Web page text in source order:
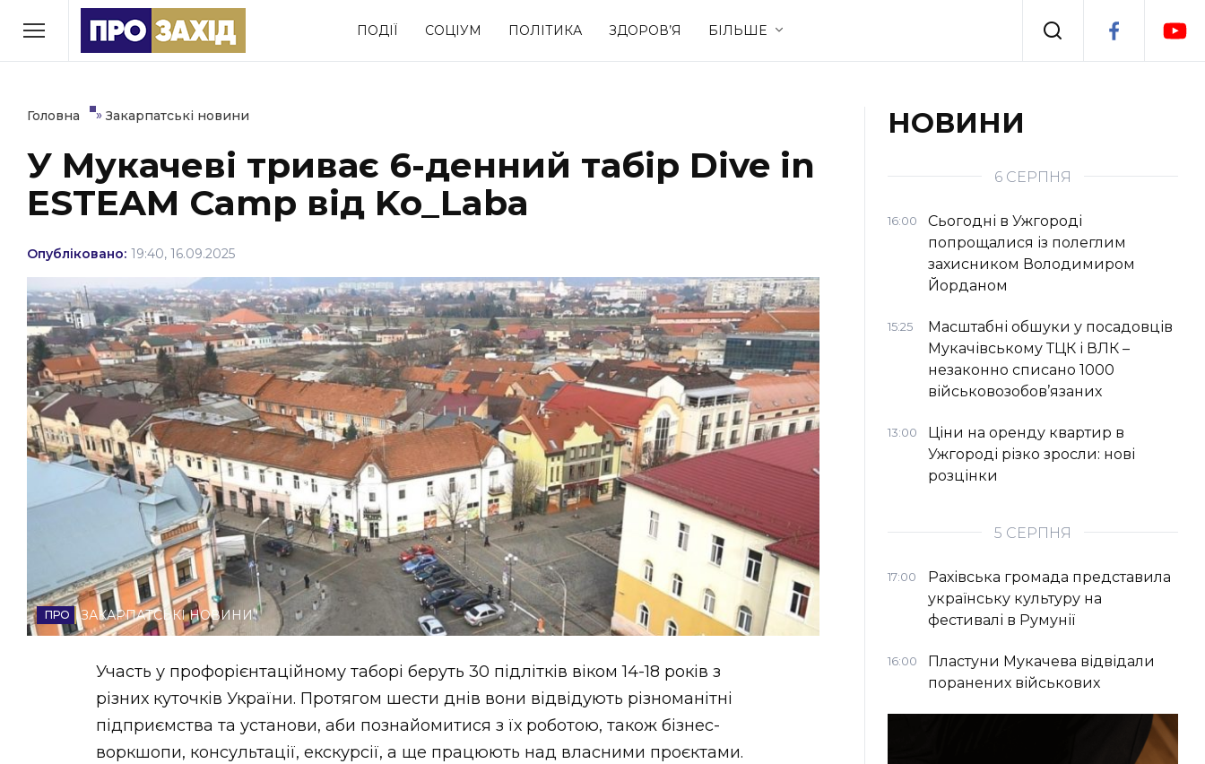
ПОДІЇ СОЦІУМ ПОЛІТИКА ЗДОРОВ’Я БІЛЬШЕ
РУБРИКИ
Економіка Події
Політика Соціум Спорт Стиль життя
Втрачений Ужгород
ЗАКАРПАТСЬКІ НОВИНИ
НОВИНИ ЗАХІДНОЇ УКРАЇНИ
ВІДЕО
Головна » Закарпатські новини
У Мукачеві триває 6-денний табір Dive in
ESTEAM Camp від Ko_Laba
Опубліковано: 19:40, 16.09.2025
ЗАКАРПАТСЬКІ НОВИНИ
Участь у профорієнтаційному таборі беруть 30 підлітків віком 14-18 років з
різних куточків України. Протягом шести днів вони відвідують різноманітні
підприємства та установи, аби познайомитися з їх роботою, також бізнес-
воркшопи, консультації, екскурсії, а ще працюють над власними проєктами.
НОВИНИ
6 СЕРПНЯ
16:00
Сьогодні в Ужгороді
попрощалися із полеглим
захисником Володимиром
Йорданом
15:25
Масштабні обшуки у посадовців
Мукачівському ТЦК і ВЛК –
незаконно списано 1000
військовозобов’язаних
13:00
Ціни на оренду квартир в
Ужгороді різко зросли: нові
розцінки
5 СЕРПНЯ
17:00
Рахівська громада представила
українську культуру на
фестивалі в Румунії
16:00
Пластуни Мукачева відвідали
поранених військових